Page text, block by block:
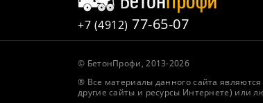
+7 (4912) 77-65-07
© БетонПрофи, 2013-2026
® Все материалы данного сайта
другие сайты и ресурсы Интернете) или